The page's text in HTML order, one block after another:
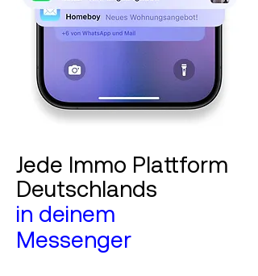
Jede Immo Plattform
Deutschlands
in deinem
Messenger